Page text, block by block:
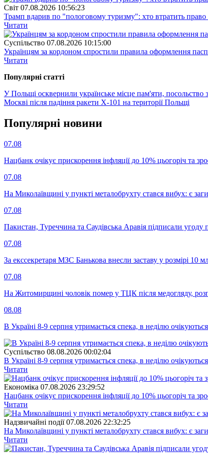
Свiт 07.08.2026 10:56:23
Трамп вдарив по "пологовому туризму": хто втратить
Читати
Суспiльство 07.08.2026 10:15:00
Українцям за кордоном спростили правила оформлення
Читати
Популярнi статтi
У Польщі осквернили українське місце пам'яти, посольство
Москві після падіння ракети Х-101 на території Польщі
Популярнi новини
07.08
Нацбанк очікує прискорення інфляції до 10% цьогоріч та
07.08
На Миколаївщині у пункті металобрухту стався вибух: є
07.08
Пакистан, Туреччина та Саудівська Аравія підписали
07.08
За екссекретаря МЗС Банькова внесли заставу у розмірі 10
07.08
На Житомирщині чоловік помер у ТЦК після медогляду,
08.08
В Україні 8-9 серпня утримається спека, в неділю
Суспiльство 08.08.2026 00:02:04
В Україні 8-9 серпня утримається спека, в неділю
Читати
Економіка 07.08.2026 23:29:52
Нацбанк очікує прискорення інфляції до 10% цьогоріч та
Читати
Надзвичайні події 07.08.2026 22:32:25
На Миколаївщині у пункті металобрухту стався вибух: є
Читати